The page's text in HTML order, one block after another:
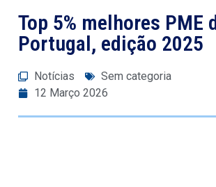
Top 5% melhores PME
Portugal, edição 2025
Notícias
Sem categoria
12 Março 2026